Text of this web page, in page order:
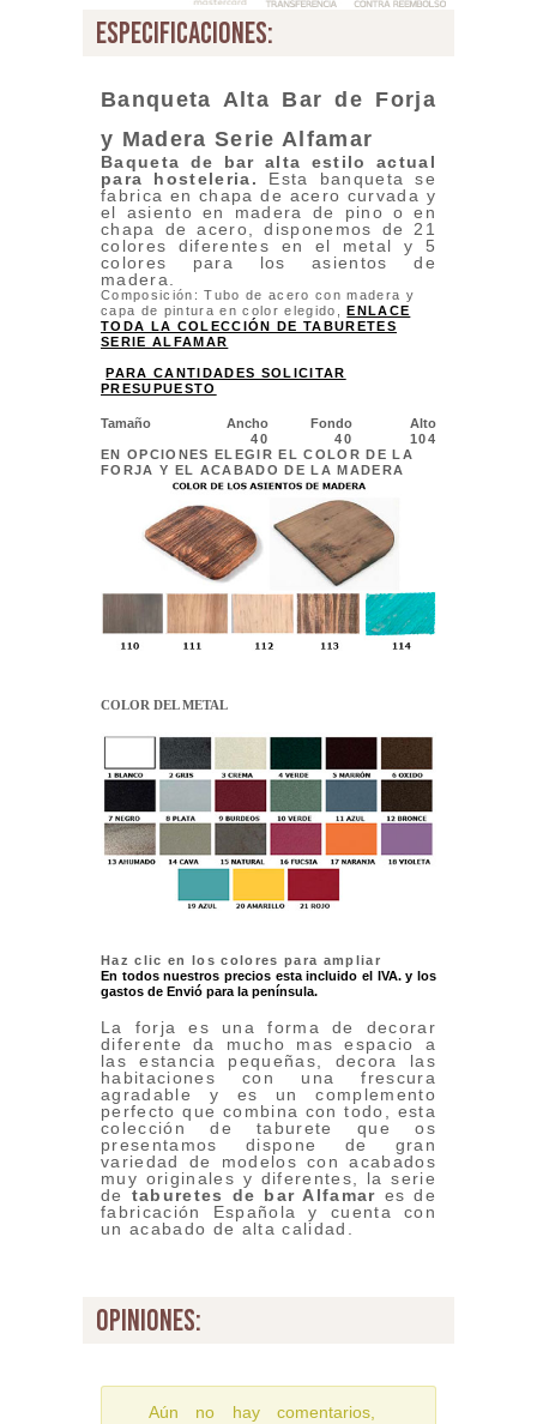
especificaciones:
Banqueta Alta Bar de Forja
y Madera Serie Alfamar
Baqueta de bar alta estilo actual
para hosteleria.
Esta banqueta se
fabrica en chapa de acero curvada y
el asiento en madera de pino o en
chapa de acero, disponemos de 21
colores diferentes en el metal y 5
colores para los asientos de
madera.
Composición: Tubo de acero con madera y
capa de pintura en color elegido,
ENLACE
TODA LA COLECCIÓN DE TABURETES
SERIE ALFAMAR
PARA CANTIDADES SOLICITAR
PRESUPUESTO
Tamaño Ancho Fondo
Alto
40
40
104
EN OPCIONES ELEGIR EL COLOR DE LA
FORJA Y EL ACABADO DE LA MADERA
COLOR DEL METAL
Haz clic en los colores para ampliar
En todos nuestros precios esta incluido el IVA. y los
gastos de Envió para la península.
La forja es una forma de decorar
diferente da mucho mas espacio a
las estancia pequeñas, decora las
habitaciones con una frescura
agradable y es un complemento
perfecto que combina con todo, esta
colección de taburete que os
presentamos dispone de gran
variedad de modelos con acabados
muy originales y diferentes, la serie
de taburetes de bar Alfamar es de
fabricación Española y cuenta con
un acabado de alta calidad.
opiniones:
Aún no hay comentarios,